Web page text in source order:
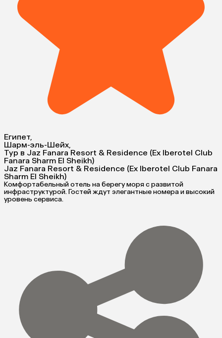
Египет,
Шарм-эль-Шейх,
Тур в Jaz Fanara Resort & Residence (Ex Iberotel Club
Fanara Sharm El Sheikh)
Jaz Fanara Resort & Residence (Ex Iberotel Club Fanara
Sharm El Sheikh)
Комфортабельный отель на берегу моря с развитой
инфраструктурой. Гостей ждут элегантные номера и высокий
уровень сервиса.